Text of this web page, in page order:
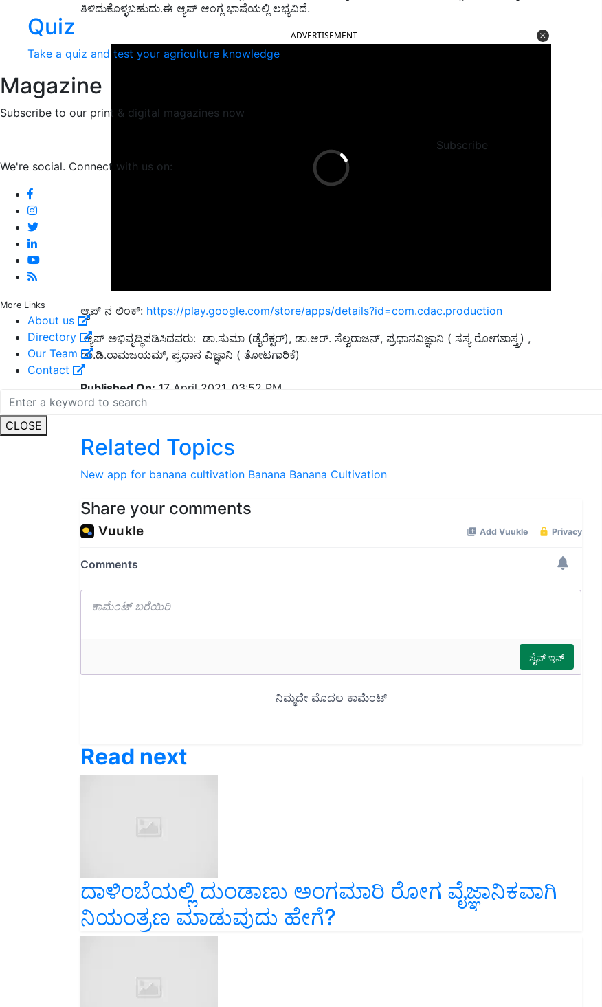
Quiz
Take a quiz and test your agriculture knowledge
Magazine
Subscribe to our print & digital magazines now
Subscribe
We're social. Connect with us on:
More Links
About us
Directory
Our Team
Contact
CLOSE
ತಿಳಿದುಕೊಳ್ಳಬಹುದು.ಈ ಆ್ಯಪ್ ಆಂಗ್ಲ ಭಾಷೆಯಲ್ಲಿ ಲಭ್ಯವಿದೆ.
ADVERTISEMENT
ಆ್ಯಪ್ ನ ಲಿಂಕ್: https://play.google.com/store/apps/details?id=com.cdac.production
ಆ್ಯಪ್ ಅಭಿವೃದ್ಧಿಪಡಿಸಿದವರು: ಡಾ.ಸುಮಾ (ಡೈರೆಕ್ಟರ್), ಡಾ.ಆರ್. ಸೆಲ್ವರಾಜನ್, ಪ್ರಧಾನವಿಜ್ಞಾನಿ ( ಸಸ್ಯ ರೋಗಶಾಸ್ತ್ರ) ,
ಡಾ.ಡಿ.ರಾಮಜಯಮ್, ಪ್ರಧಾನ ವಿಜ್ಞಾನಿ ( ತೋಟಗಾರಿಕೆ)
Published On: 17 April 2021, 03:52 PM
English Summary:
Related Topics
New app for banana cultivation Banana Banana Cultivation
Share your comments
Read next
ದಾಳಿಂಬೆಯಲ್ಲಿ ದುಂಡಾಣು ಅಂಗಮಾರಿ ರೋಗ ವೈಜ್ಞಾನಿಕವಾಗಿ
ನಿಯಂತ್ರಣ ಮಾಡುವುದು ಹೇಗೆ?